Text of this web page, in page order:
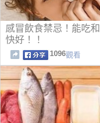
感冒飲食禁忌！能吃
快好！！
1096觀看